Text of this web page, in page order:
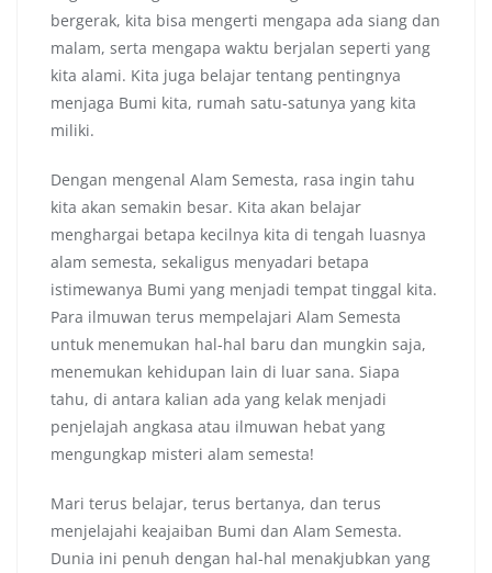
bergerak, kita bisa mengerti mengapa ada siang dan
malam, serta mengapa waktu berjalan seperti yang
kita alami. Kita juga belajar tentang pentingnya
menjaga Bumi kita, rumah satu-satunya yang kita
miliki.
Dengan mengenal Alam Semesta, rasa ingin tahu
kita akan semakin besar. Kita akan belajar
menghargai betapa kecilnya kita di tengah luasnya
alam semesta, sekaligus menyadari betapa
istimewanya Bumi yang menjadi tempat tinggal kita.
Para ilmuwan terus mempelajari Alam Semesta
untuk menemukan hal-hal baru dan mungkin saja,
menemukan kehidupan lain di luar sana. Siapa
tahu, di antara kalian ada yang kelak menjadi
penjelajah angkasa atau ilmuwan hebat yang
mengungkap misteri alam semesta!
Mari terus belajar, terus bertanya, dan terus
menjelajahi keajaiban Bumi dan Alam Semesta.
Dunia ini penuh dengan hal-hal menakjubkan yang